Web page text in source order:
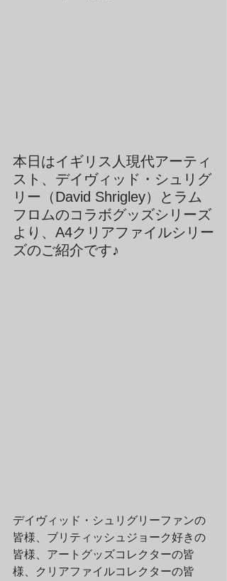
本日はイギリス人現代アーティ
スト、デイヴィッド・シュリグ
リー（David Shrigley）とラム
フロムのコラボグッズシリーズ
より、A4クリアファイルシリー
ズのご紹介です♪
デイヴィッド・シュリグリーファンの
皆様、ブリティッシュジョーク好きの
皆様、アートグッズコレクターの皆
様、クリアファイルコレクターの皆